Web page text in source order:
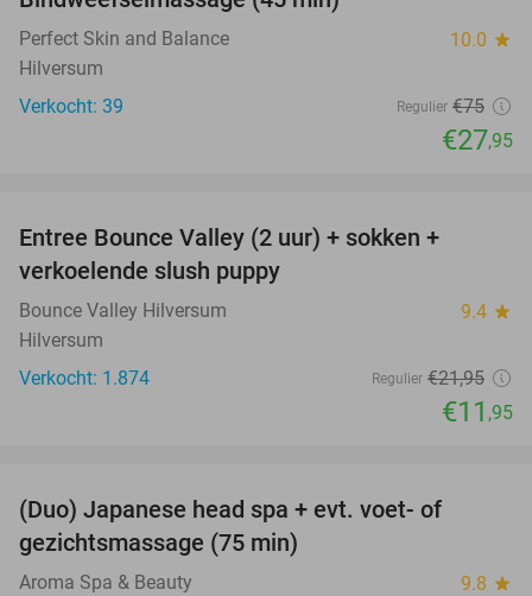
Perfect Skin and Balance 10.0 star
Hilversum
Verkocht: 39
Regulier €75
€27,95
Entree Bounce Valley (2 uur) + sokken +
verkoelende slush puppy
Bounce Valley Hilversum 9.4 star
Hilversum
Verkocht: 1.874
Regulier €21,95
€11 ,95
(Duo) Japanese head spa + evt. voet- of
gezichtsmassage (75 min)
Aroma Spa & Beauty 9.8 star